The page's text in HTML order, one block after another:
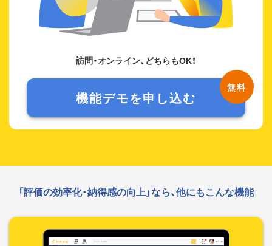
訪問・オンライン、どちらもOK！
機能デモを申し込む
「評価の効率化・納得感の向上」なら、他にもこんな機能